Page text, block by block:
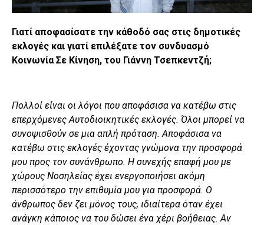
Γιατί αποφασίσατε την κάθοδό σας στις δημοτικές
εκλογές και γιατί επιλέξατε τον συνδυασμό
Κοινωνία Σε Κίνηση, του Γιάννη Τσεπκεντζή;
Πολλοί είναι οι λόγοι που αποφάσισα να κατέβω στις
επερχόμενες Αυτοδιοικητικές εκλογές. Όλοι μπορεί να
συνοψισθούν σε μια απλή πρόταση. Αποφάσισα να
κατέβω στις εκλογές έχοντας γνώμονα την προσφορά
μου προς τον συνάνθρωπο. Η συνεχής επαφή μου με
χώρους Νοσηλείας έχει ενεργοποιήσει ακόμη
περισσότερο την επιθυμία μου για προσφορά. Ο
άνθρωπος δεν ζει μόνος τους, ιδιαίτερα όταν έχει
ανάγκη κάποιος να του δώσει ένα χέρι βοήθειας. Αν